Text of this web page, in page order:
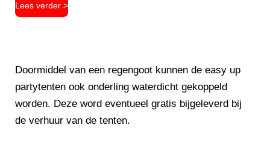
Lees verder >
Doormiddel van een regengoot kunnen de easy up
partytenten ook onderling waterdicht gekoppeld
worden. Deze word eventueel gratis bijgeleverd bij
de verhuur van de tenten.